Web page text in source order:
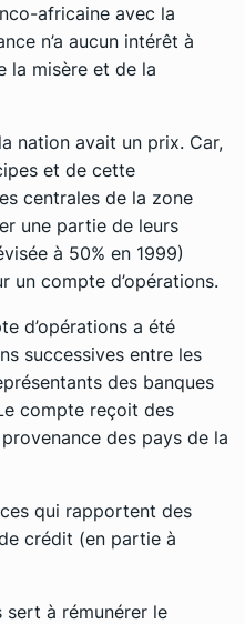
africaine avec la
n’a aucun intérêt à
la misère et de la
nation avait un prix. Car,
et de cette
centrales de la zone
une partie de leurs
à 50% en 1999)
un compte d’opérations.
d’opérations a été
successives entre les
des banques
compte reçoit des
des pays de la
qui rapportent des
crédit (en partie à
à rémunérer le